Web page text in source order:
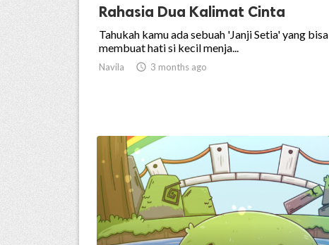
Rahasia Dua Kalimat Cinta
Tahukah kamu ada sebuah 'Janji Setia' yang bisa
membuat hati si kecil menja...
Navila  3 months ago